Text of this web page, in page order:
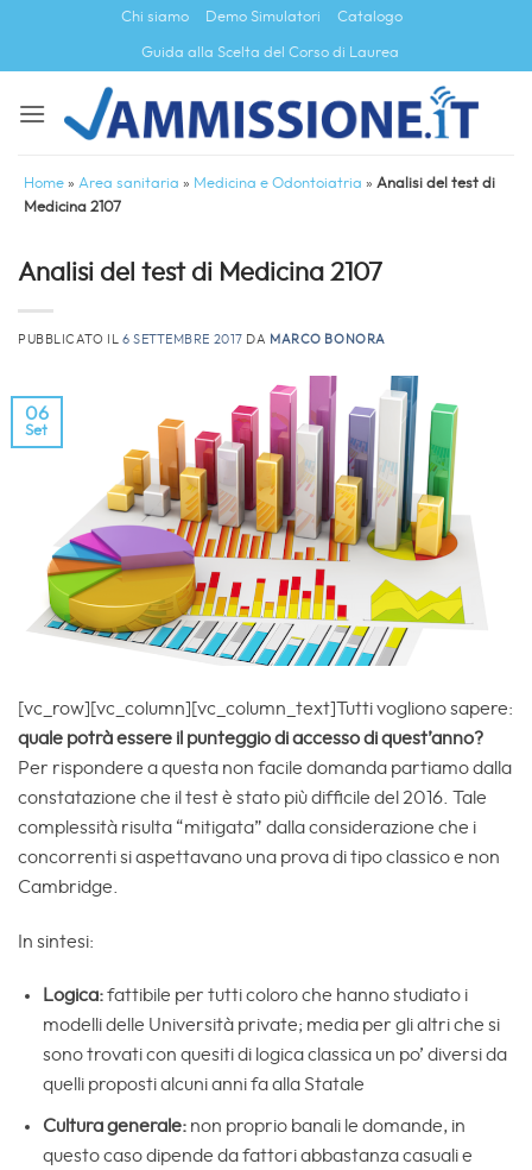
contenuti
Chi siamo Demo Simulatori Catalogo
Guida alla Scelta del Corso di Laurea
Home » Area sanitaria » Medicina e Odontoiatria » Analisi del test di
Medicina 2107
Analisi del test di Medicina 2107
PUBBLICATO IL 6 SETTEMBRE 2017 DA MARCO BONORA
06
Set
[vc_row][vc_column][vc_column_text]Tutti vogliono sapere:
quale potrà essere il punteggio di accesso di quest’anno?
Per rispondere a questa non facile domanda partiamo dalla
constatazione che il test è stato più difficile del 2016. Tale
complessità risulta “mitigata” dalla considerazione che i
concorrenti si aspettavano una prova di tipo classico e non
Cambridge.
In sintesi:
Logica:fattibile per tutti coloro che hanno studiato i
modelli delle Università private; media per gli altri che si
sono trovati con quesiti di logica classica un po’ diversi da
quelli proposti alcuni anni fa alla Statale
Cultura generale:non proprio banali le domande, in
questo caso dipende da fattori abbastanza casuali e